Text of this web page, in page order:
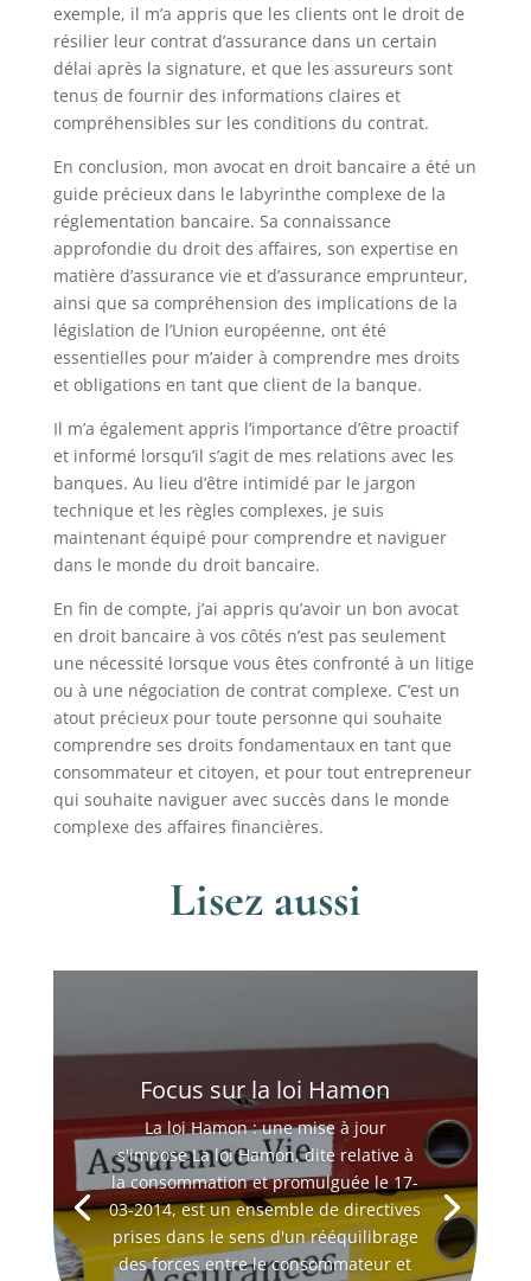
exemple, il m’a appris que les clients ont le droit de
résilier leur contrat d’assurance dans un certain
délai après la signature, et que les assureurs sont
tenus de fournir des informations claires et
compréhensibles sur les conditions du contrat.
En conclusion, mon avocat en droit bancaire a été un
guide précieux dans le labyrinthe complexe de la
réglementation bancaire. Sa connaissance
approfondie du droit des affaires, son expertise en
matière d’assurance vie et d’assurance emprunteur,
ainsi que sa compréhension des implications de la
législation de l’Union européenne, ont été
essentielles pour m’aider à comprendre mes droits
et obligations en tant que client de la banque.
Il m’a également appris l’importance d’être proactif
et informé lorsqu’il s’agit de mes relations avec les
banques. Au lieu d’être intimidé par le jargon
technique et les règles complexes, je suis
maintenant équipé pour comprendre et naviguer
dans le monde du droit bancaire.
En fin de compte, j’ai appris qu’avoir un bon avocat
en droit bancaire à vos côtés n’est pas seulement
une nécessité lorsque vous êtes confronté à un litige
ou à une négociation de contrat complexe. C’est un
atout précieux pour toute personne qui souhaite
comprendre ses droits fondamentaux en tant que
consommateur et citoyen, et pour tout entrepreneur
qui souhaite naviguer avec succès dans le monde
complexe des affaires financières.
Lisez aussi
Focus sur la loi Hamon
La loi Hamon : une mise à jour
s'impose La loi Hamon, dite relative à
la consommation et promulguée le 17-
03-2014, est un ensemble de directives
prises dans le sens d'un rééquilibrage
des forces entre le consommateur et